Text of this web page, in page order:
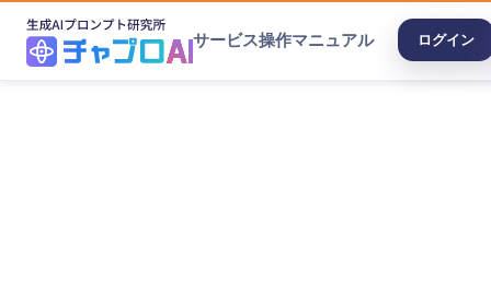
サービス操作マニュアル ログイン